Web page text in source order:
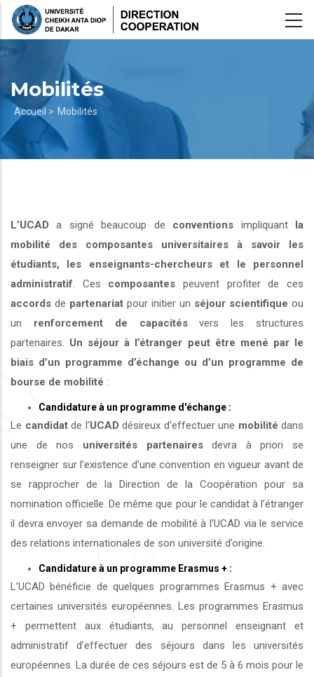
Aller
Mobilités
Fil
d'Ariane
Accueil > Mobilités
L’UCAD a signé beaucoup de conventions impliquant la
mobilité des composantes universitaires à savoir les
étudiants, les enseignants-chercheurs et le personnel
administratif . Ces composantes peuvent profiter de ces
accords de partenariat pour initier un séjour scientifique ou
un renforcement de capacitésvers les structures
partenaires. Un séjour à l’étranger peut être mené par le
biais d’un programme d’échange ou d’un programme de
bourse de mobilité :
Candidature à un programme d'échange :
Le candidatde l’UCAD désireux d’effectuer une mobilité dans
une de nos universités partenairesdevra à priori se
renseigner sur l’existence d’une convention en vigueur avant de
se rapprocher de la Direction de la Coopération pour sa
nomination officielle. De même que pour le candidat à l’étranger
il devra envoyer sa demande de mobilité à l’UCAD via le service
des relations internationales de son université d’origine.
Candidature à un programme Erasmus + :
L’UCAD bénéficie de quelques programmes Erasmus + avec
certaines universités européennes. Les programmes Erasmus
+ permettent aux étudiants, au personnel enseignant et
administratif d’effectuer des séjours dans les universités
européennes. La durée de ces séjours est de 5 à 6 mois pour le